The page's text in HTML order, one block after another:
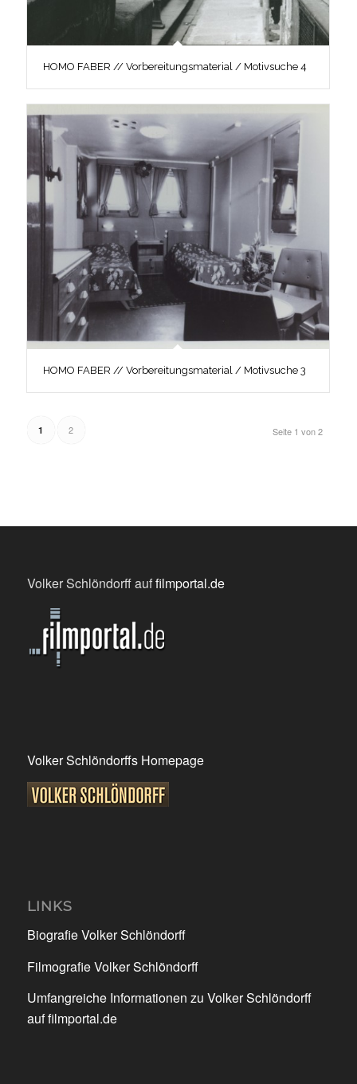
HOMO FABER // Vorbereitungsmaterial / Motivsuche 4
HOMO FABER // Vorbereitungsmaterial / Motivsuche 3
Seite 1 von 2
1 2
Volker Schlöndorff auffilmportal.de
Volker Schlöndorffs Homepage
LINKS
Biografie Volker Schlöndorff
Filmografie Volker Schlöndorff
Umfangreiche Informationen zu Volker Schlöndorff
auf filmportal.de